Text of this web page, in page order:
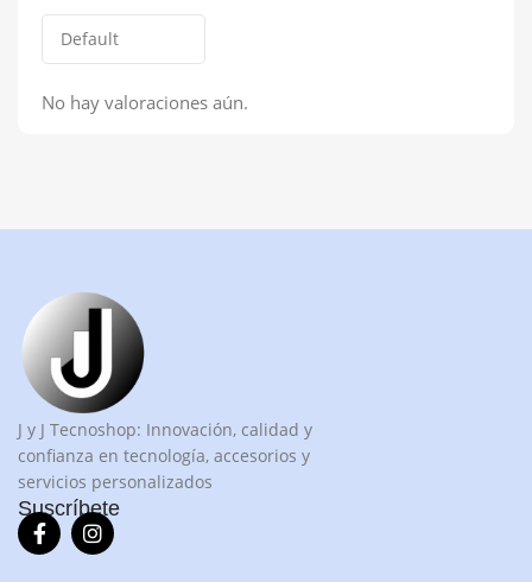
No hay valoraciones aún.
J y J Tecnoshop: Innovación, calidad y
confianza en tecnología, accesorios y
servicios personalizados
Suscríbete